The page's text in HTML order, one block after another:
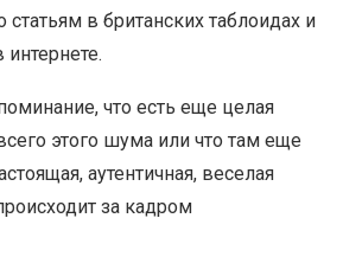
статьям в британских таблоидах и
что есть еще целая
этого шума или что там еще
аутентичная, веселая
за кадром